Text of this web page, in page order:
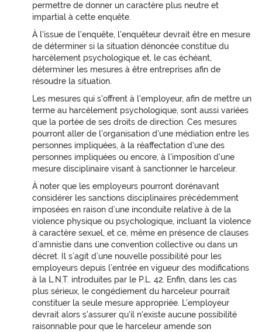
permettre de donner un caractère plus neutre et
impartial à cette enquête.
À l'issue de l'enquête, l'enquêteur devrait être en mesure
de déterminer si la situation dénoncée constitue du
harcèlement psychologique et, le cas échéant,
déterminer les mesures à être entreprises afin de
résoudre la situation.
Les mesures qui s'offrent à l'employeur, afin de mettre un
terme au harcèlement psychologique, sont aussi variées
que la portée de ses droits de direction. Ces mesures
pourront aller de l'organisation d'une médiation entre les
personnes impliquées, à la réaffectation d'une des
personnes impliquées ou encore, à l'imposition d'une
mesure disciplinaire visant à sanctionner le harceleur.
À noter que les employeurs pourront dorénavant
considérer les sanctions disciplinaires précédemment
imposées en raison d’une inconduite relative à de la
violence physique ou psychologique, incluant la violence
à caractère sexuel, et ce, même en présence de clauses
d’amnistie dans une convention collective ou dans un
décret. Il s’agit d’une nouvelle possibilité pour les
employeurs depuis l’entrée en vigueur des modifications
à la L.N.T. introduites par le P.L. 42. Enfin, dans les cas
plus sérieux, le congédiement du harceleur pourrait
constituer la seule mesure appropriée. L'employeur
devrait alors s'assurer qu'il n'existe aucune possibilité
raisonnable pour que le harceleur amende son